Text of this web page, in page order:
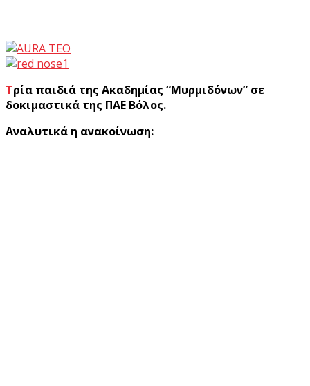
Τρία παιδιά της Ακαδημίας “Μυρμιδόνων” σε
δοκιμαστικά της ΠΑΕ Βόλος.
Αναλυτικά η ανακοίνωση: